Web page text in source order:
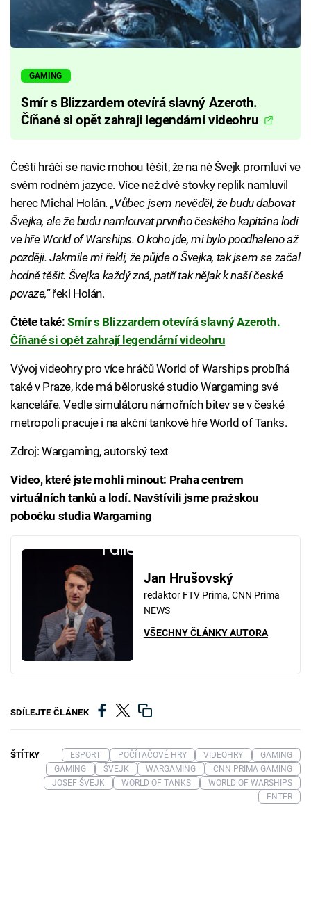
GAMING
Smír s Blizzardem otevírá slavný Azeroth.
Číňané si opět zahrají legendární videohru
Čeští hráči se navíc mohou těšit, že na ně Švejk promluví ve
svém rodném jazyce. Více než dvě stovky replik namluvil
herec Michal Holán. „Vůbec jsem nevěděl, že budu dabovat
Švejka, ale že budu namlouvat prvního českého kapitána lodi
ve hře World of Warships. O koho jde, mi bylo poodhaleno až
později. Jakmile mi řekli, že půjde o Švejka, tak jsem se začal
hodně těšit. Švejka každý zná, patří tak nějak k naší české
povaze,“řekl Holán.
Čtěte také: Smír s Blizzardem otevírá slavný Azeroth.
Číňané si opět zahrají legendární videohru
Vývoj videohry pro více hráčů World of Warships probíhá
také v Praze, kde má běloruské studio Wargaming své
kanceláře. Vedle simulátoru námořních bitev se v české
metropoli pracuje i na akční tankové hře World of Tanks.
Zdroj: Wargaming, autorský text
Video, které jste mohli minout: Praha centrem
virtuálních tanků a lodí. Navštívili jsme pražskou
pobočku studia Wargaming
Failed to fetch
Jan Hrušovský
redaktor FTV Prima, CNN Prima
NEWS
VŠECHNY ČLÁNKY AUTORA
SDÍLEJTE ČLÁNEK
ŠTÍTKY ESPORT POČÍTAČOVÉ HRY VIDEOHRY
GAMING
GAMING
ŠVEJK WARGAMING
CNN PRIMA GAMING
JOSEF ŠVEJK
WORLD OF TANKS
WORLD OF WARSHIPS
ENTER